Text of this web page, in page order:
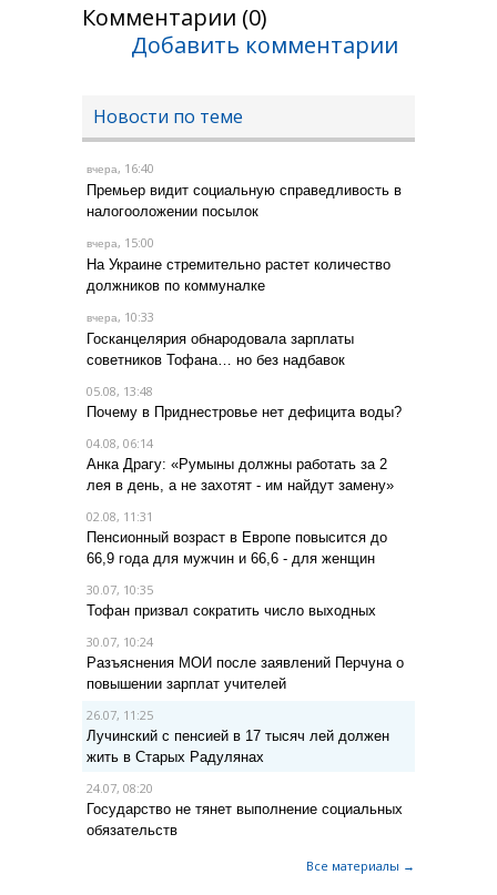
Комментарии (0)
Добавить комментарии
Новости по теме
вчера, 16:40
Премьер видит социальную справедливость в
налогооложении посылок
вчера, 15:00
На Украине стремительно растет количество
должников по коммуналке
вчера, 10:33
Госканцелярия обнародовала зарплаты
советников Тофана… но без надбавок
05.08, 13:48
Почему в Приднестровье нет дефицита воды?
04.08, 06:14
Анка Драгу: «Румыны должны работать за 2
лея в день, а не захотят - им найдут замену»
02.08, 11:31
Пенсионный возраст в Европе повысится до
66,9 года для мужчин и 66,6 - для женщин
30.07, 10:35
Тофан призвал сократить число выходных
30.07, 10:24
Разъяснения МОИ после заявлений Перчуна о
повышении зарплат учителей
26.07, 11:25
Лучинский с пенсией в 17 тысяч лей должен
жить в Старых Радулянах
24.07, 08:20
Государство не тянет выполнение социальных
обязательств
Все материалы →